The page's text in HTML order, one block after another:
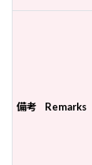
備考 Remarks